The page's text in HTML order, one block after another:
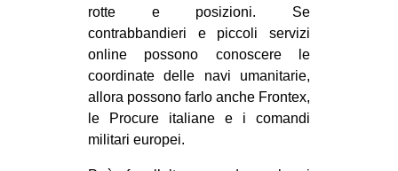
rotte e posizioni. Se
contrabbandieri e piccoli servizi
online possono conoscere le
coordinate delle navi umanitarie,
allora possono farlo anche Frontex,
le Procure italiane e i comandi
militari europei.